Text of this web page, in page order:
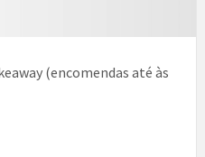
(encomendas até às